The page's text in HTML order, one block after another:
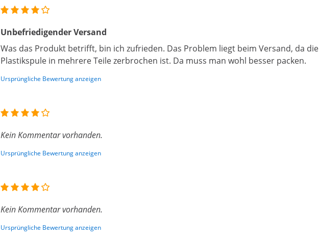
Unbefriedigender Versand
Was das Produkt betrifft, bin ich zufrieden. Das Problem liegt beim Versand, da die
Plastikspule in mehrere Teile zerbrochen ist. Da muss man wohl besser packen.
Ursprüngliche Bewertung anzeigen
Kein Kommentar vorhanden.
Ursprüngliche Bewertung anzeigen
Kein Kommentar vorhanden.
Ursprüngliche Bewertung anzeigen